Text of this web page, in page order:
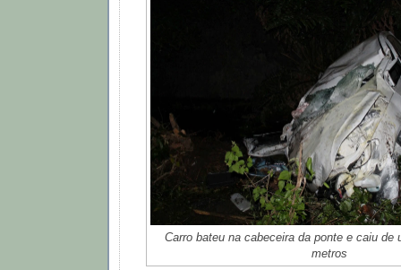
Carro bateu na cabeceira da ponte e caiu de
metros